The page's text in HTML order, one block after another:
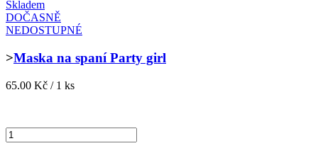
Skladem
DOČASNĚ
NEDOSTUPNÉ
>Maska na spaní Party girl
65.00 Kč / 1 ks